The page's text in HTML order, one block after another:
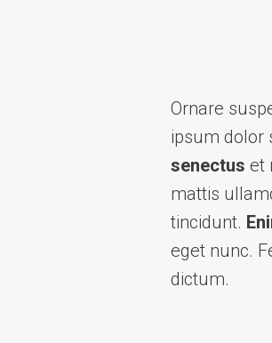
Ornare
ipsum dolor
senectus et
mattis
tincidunt.
eget nunc.
dictum.